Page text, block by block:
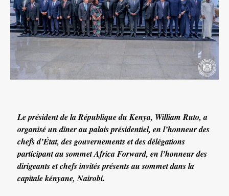
Le président de la République du Kenya, William Ruto, a
organisé un dîner au palais présidentiel, en l’honneur des
chefs d’État, des gouvernements et des délégations
participant au sommet Africa Forward, en l’honneur des
dirigeants et chefs invités présents au sommet dans la
capitale kényane, Nairobi.